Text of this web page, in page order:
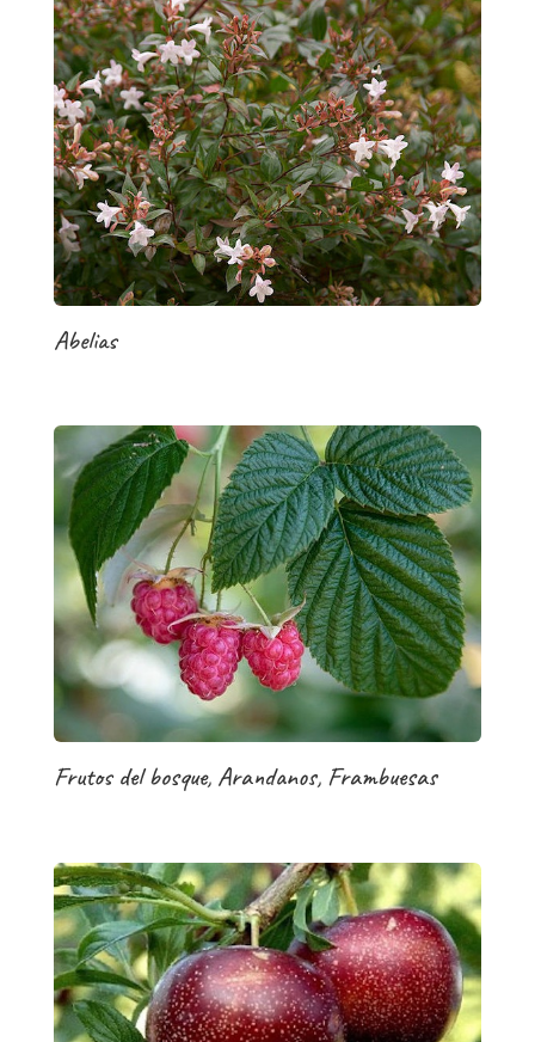
Abelias
Frutos del bosque, Arandanos, Frambuesas